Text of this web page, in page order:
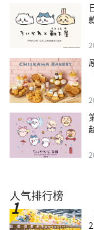
人气排行榜